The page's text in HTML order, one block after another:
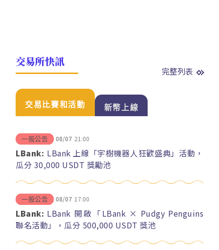
交易所快訊
完整列表
交易比賽和活動 新幣上線
一般公告 08/07 21:00
LBank: LBank 上線「宇樹機器人狂歡盛典」活動，
瓜分 30,000 USDT 獎勵池
一般公告 08/07 17:00
LBank: LBank 開啟「LBank × Pudgy Penguins
聯名活動」，瓜分 500,000 USDT 獎池